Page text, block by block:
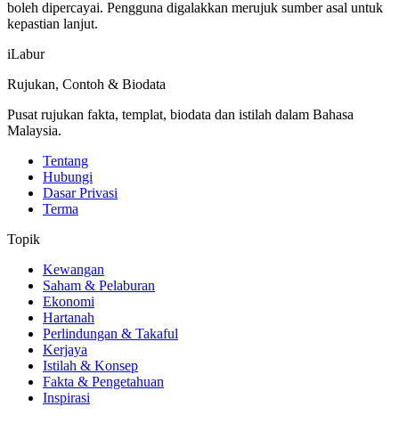
boleh dipercayai. Pengguna digalakkan merujuk sumber asal untuk
kepastian lanjut.
iLabur
Rujukan, Contoh & Biodata
Pusat rujukan fakta, templat, biodata dan istilah dalam Bahasa
Malaysia.
Tentang
Hubungi
Dasar Privasi
Terma
Topik
Kewangan
Saham & Pelaburan
Ekonomi
Hartanah
Perlindungan & Takaful
Kerjaya
Istilah & Konsep
Fakta & Pengetahuan
Inspirasi